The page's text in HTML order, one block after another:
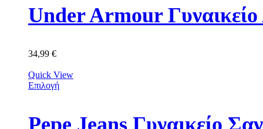
34,99 €
Quick View
Επιλογή